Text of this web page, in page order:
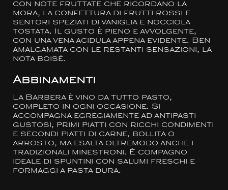
con note fruttate che ricordano la
mora, la confettura di frutti rossi e
sentori speziati di vaniglia e nocciola
tostata. Il gusto è pieno e avvolgente,
con una vena acidula appena evidente. Ben
amalgamata con le restanti sensazioni, la
nota boisé.
Abbinamenti
La Barbera è vino da tutto pasto,
completo in ogni occasione. Si
accompagna egregiamente ad antipasti
gustosi, primi piatti con ricchi condimenti
e secondi piatti di carne, bollita o
arrosto, ma esalta oltremodo anche i
tradizionali minestroni. È compagno
ideale di spuntini con salumi freschi e
formaggi a pasta dura.